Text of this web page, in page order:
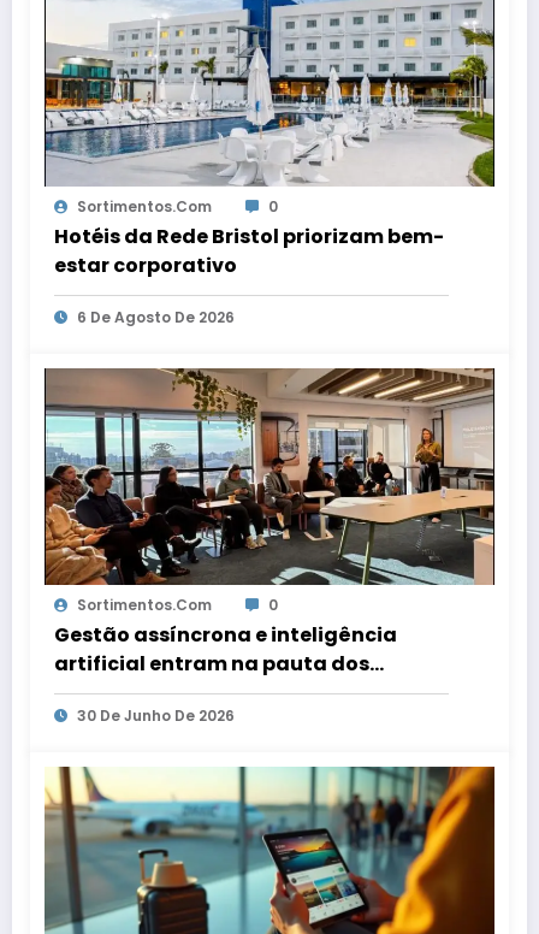
Sortimentos.com 0
Hotéis da Rede Bristol priorizam bem-
estar corporativo
6 De Agosto De 2026
Sortimentos.com 0
Gestão assíncrona e inteligência
artificial entram na pauta dos
escritórios de arquitetura gaúchos
30 De Junho De 2026